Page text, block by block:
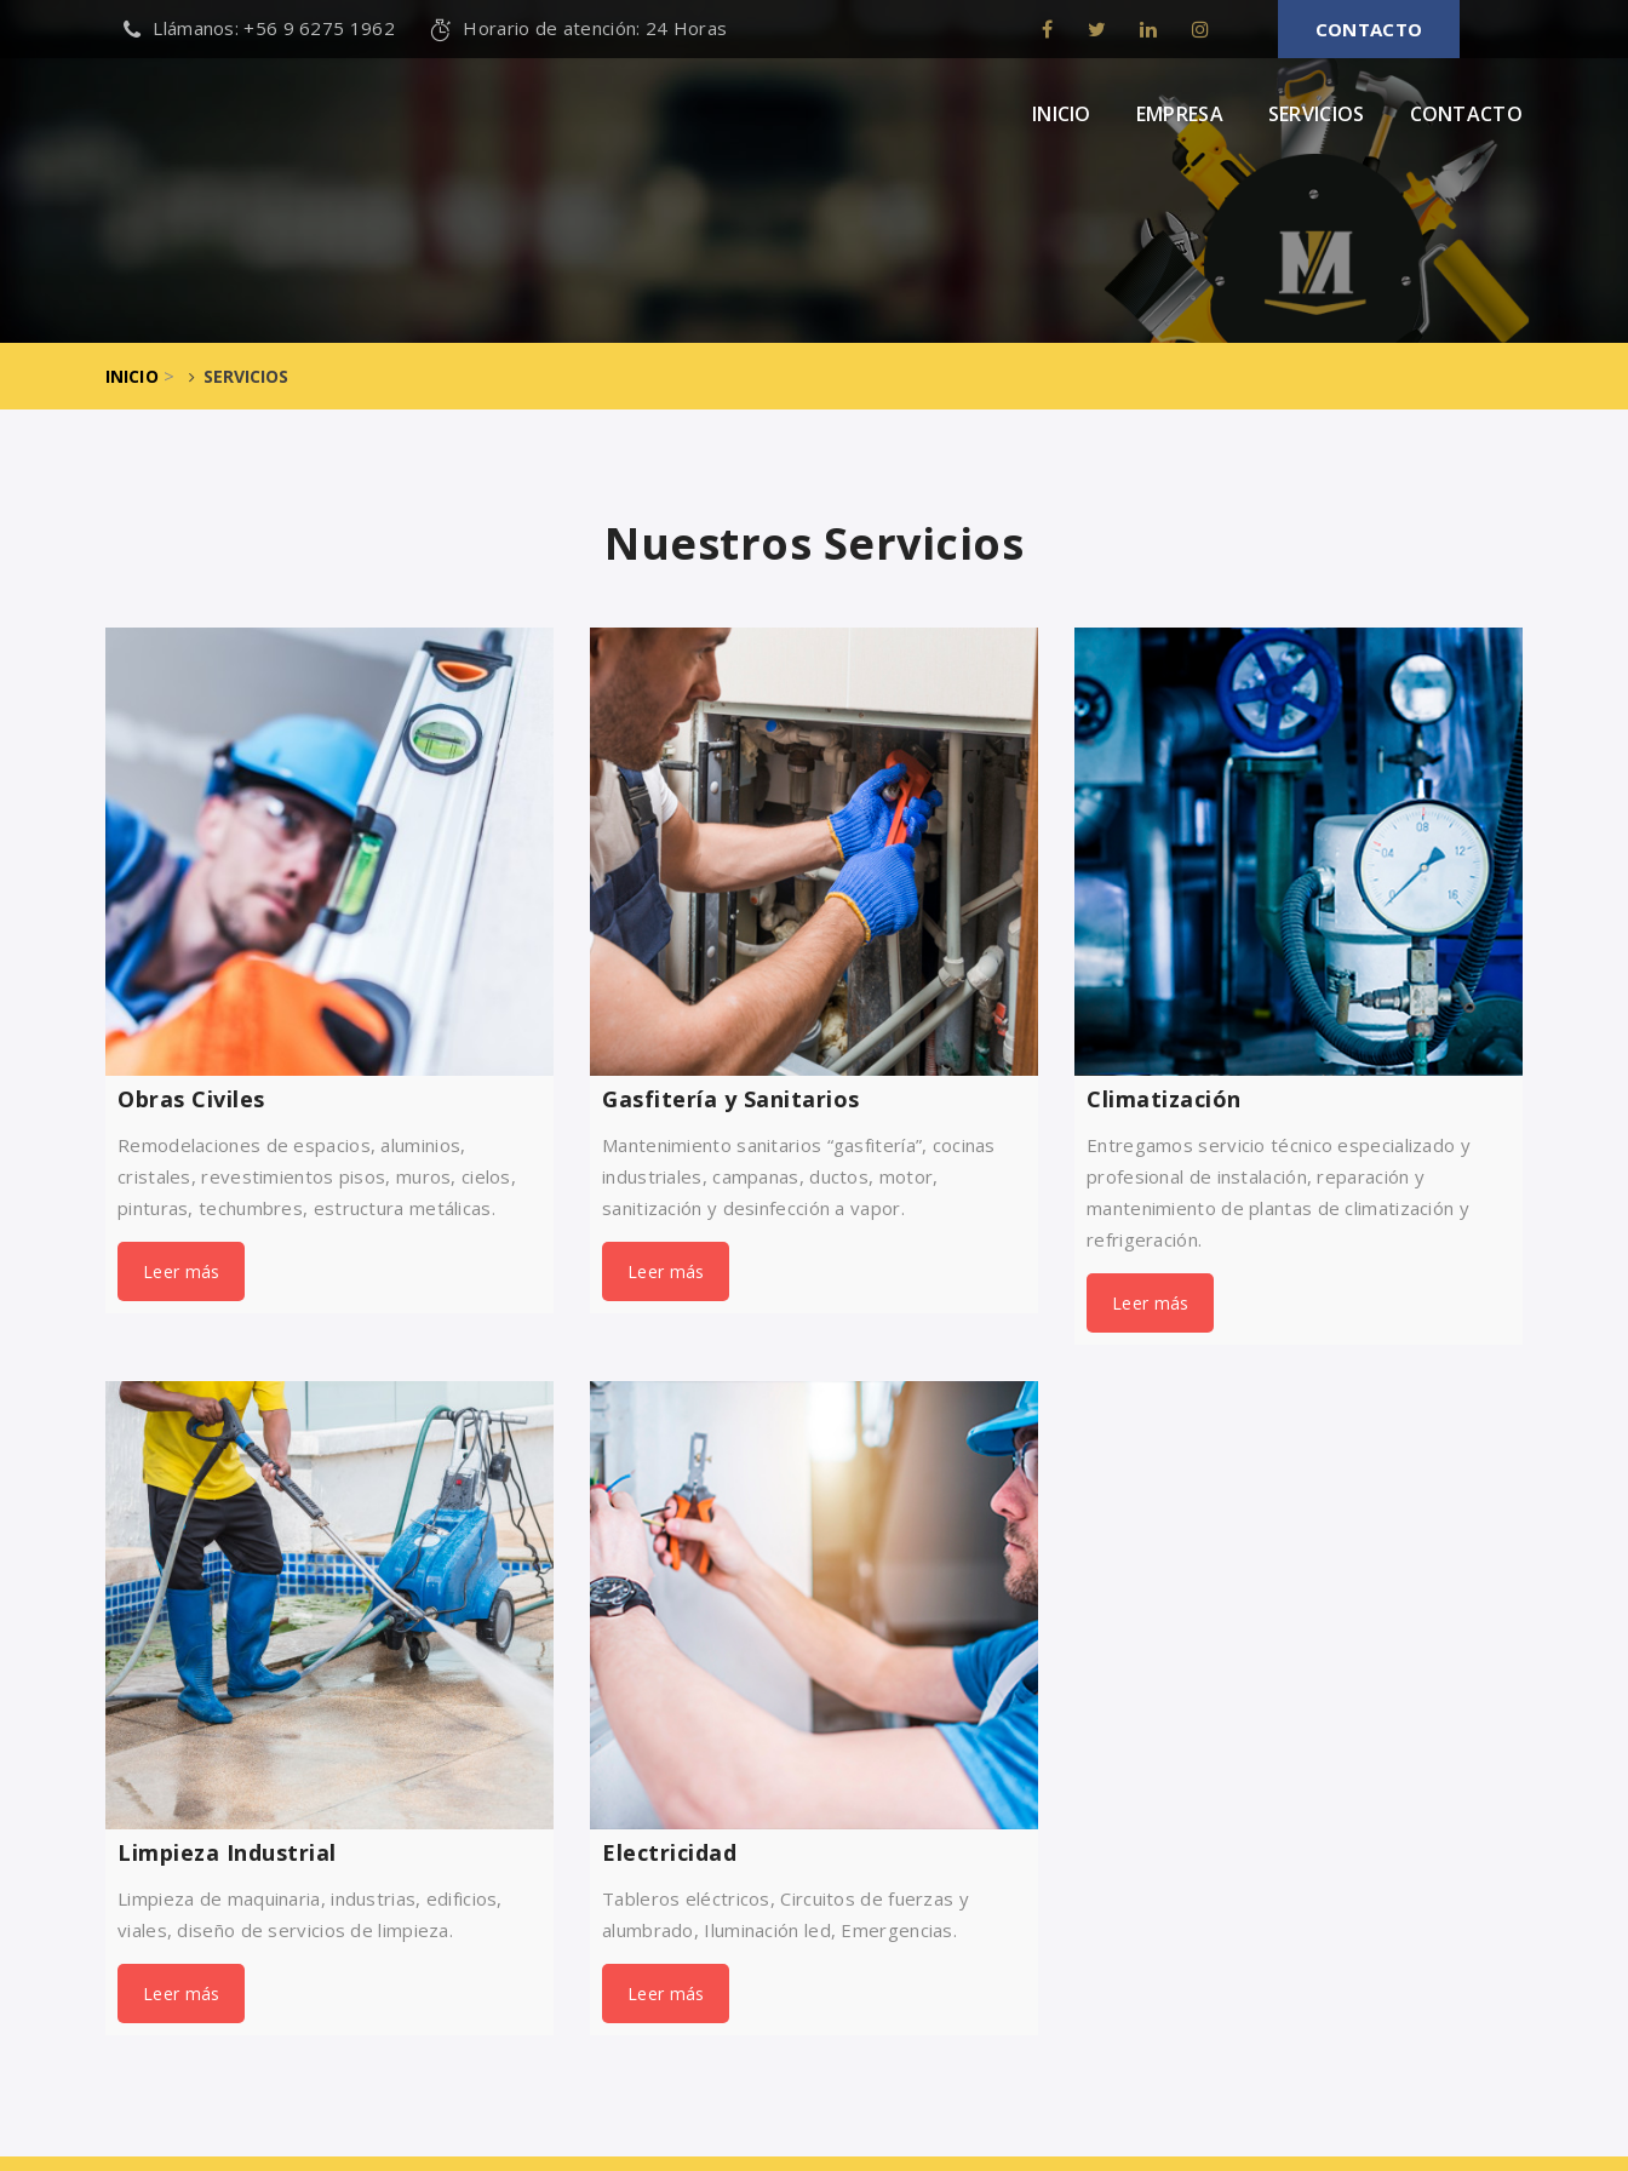
Llámanos: +56 9 6275 1962 Horario de atención: 24 Horas CONTACTO
INICIO EMPRESA SERVICIOS CONTACTO
INICIO > SERVICIOS
Nuestros Servicios
Obras Civiles
Remodelaciones de espacios, aluminios,
cristales, revestimientos pisos, muros, cielos,
pinturas, techumbres, estructura metálicas.
Leer más
Gasfitería y Sanitarios
Mantenimiento sanitarios “gasfitería”, cocinas
industriales, campanas, ductos, motor,
sanitización y desinfección a vapor.
Leer más
Climatización
Entregamos servicio técnico especializado y
profesional de instalación, reparación y
mantenimiento de plantas de climatización y
refrigeración.
Leer más
Limpieza Industrial
Limpieza de maquinaria, industrias, edificios,
viales, diseño de servicios de limpieza.
Leer más
Electricidad
Tableros eléctricos, Circuitos de fuerzas y
alumbrado, Iluminación led, Emergencias.
Leer más